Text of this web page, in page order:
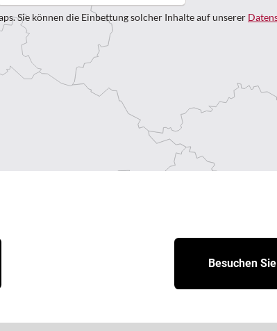
Sie können die Einbettung solcher Inhalte auf unserer
Besuchen